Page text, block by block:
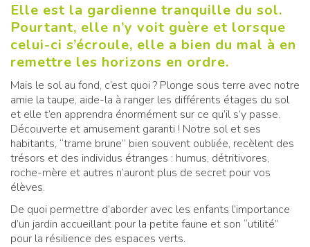
Elle est la gardienne tranquille du sol.
Pourtant, elle n’y voit guère et lorsque
celui-ci s’écroule, elle a bien du mal à en
remettre les horizons en ordre.
Mais le sol au fond, c’est quoi ? Plonge sous terre avec notre
amie la taupe, aide-la à ranger les différents étages du sol
et elle t’en apprendra énormément sur ce qu’il s’y passe.
Découverte et amusement garanti ! Notre sol et ses
habitants, “trame brune” bien souvent oubliée, recèlent des
trésors et des individus étranges : humus, détritivores,
roche-mère et autres n’auront plus de secret pour vos
élèves.
De quoi permettre d’aborder avec les enfants l’importance
d’un jardin accueillant pour la petite faune et son “utilité”
pour la résilience des espaces verts.